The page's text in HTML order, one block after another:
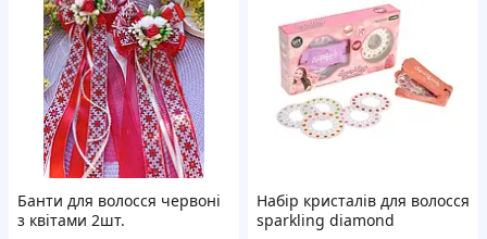
Банти для волосся червоні
з квітами 2шт.
Набір кристалів для волосся
sparkling diamond